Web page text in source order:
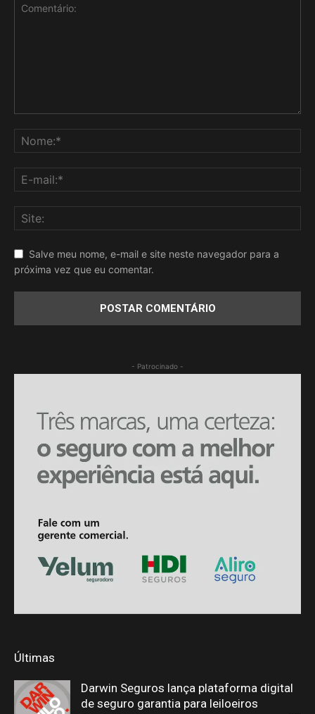
Salve meu nome, e-mail e site neste navegador para a
próxima vez que eu comentar.
- Patrocinado -
Últimas
Darwin Seguros lança plataforma digital
de seguro garantia para leiloeiros